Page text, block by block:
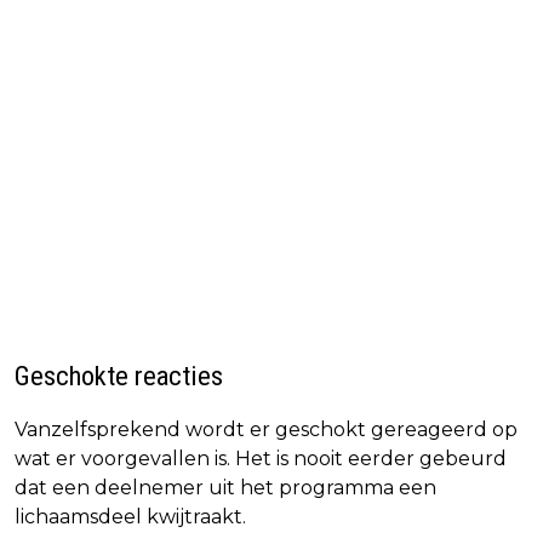
Geschokte reacties
Vanzelfsprekend wordt er geschokt gereageerd op
wat er voorgevallen is. Het is nooit eerder gebeurd
dat een deelnemer uit het programma een
lichaamsdeel kwijtraakt.